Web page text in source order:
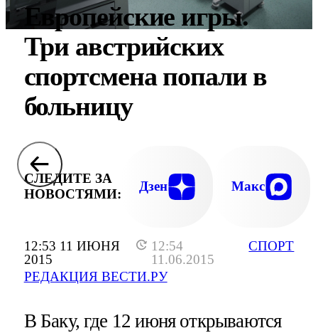
12:53 11 ИЮНЯ
2015
12:54
11.06.2015
РЕДАКЦИЯ ВЕСТИ.РУ
СПОРТ
Европейские игры.
Три австрийских
спортсмена попали в
больницу
СЛЕДИТЕ ЗА
НОВОСТЯМИ:
Дзен Макс
В Баку, где 12 июня открываются